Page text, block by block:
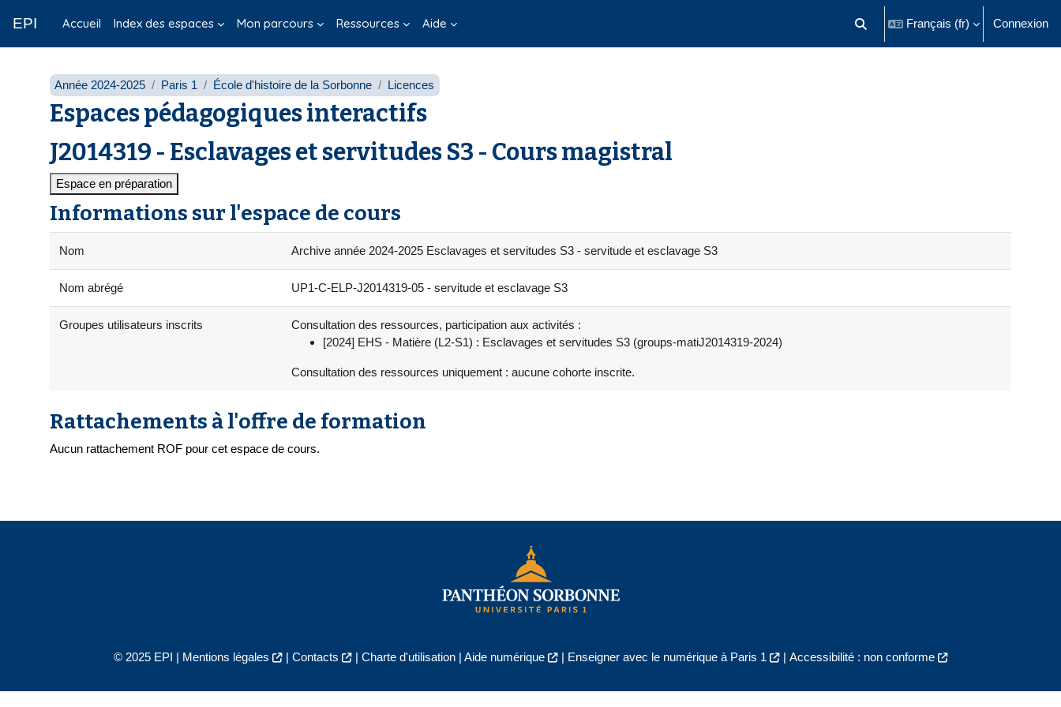
EPI Accueil Index des espaces Mon parcours Ressources Aide Activer/désactiver la saisie de
Français ‎(fr)‎ Connexion
Année 2024-2025 Paris 1 École d'histoire de la Sorbonne Licences
Espaces pédagogiques interactifs
J2014319 - Esclavages et servitudes S3 - Cours magistral
Espace en préparation
Informations sur l'espace de cours
Nom Archive année 2024-2025 Esclavages et servitudes S3 - servitude et esclavage S3
Nom abrégé UP1-C-ELP-J2014319-05 - servitude et esclavage S3
Groupes utilisateurs inscrits
Consultation des ressources, participation aux activités :
[2024] EHS - Matière (L2-S1) : Esclavages et servitudes S3 (groups-matiJ2014319-2024)
Consultation des ressources uniquement : aucune cohorte inscrite.
Rattachements à l'offre de formation
Aucun rattachement ROF pour cet espace de cours.
© 2025 EPI | Mentions légales | Contacts | Charte d'utilisation| Aide numérique | Enseigner avec le numérique à Paris 1 | Accessibilité : non conforme